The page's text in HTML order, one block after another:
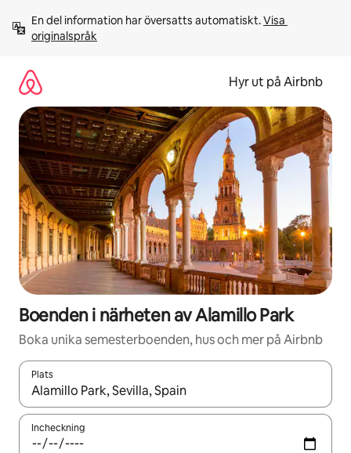
innehåll
En del information har översatts automatiskt. Visa
originalspråk
Hyr ut på Airbnb
Boenden i närheten av Alamillo Park
Boka unika semesterboenden, hus och mer på Airbnb
Plats
När resultaten är tillgängliga kan du navigera med upp- och
Incheckning